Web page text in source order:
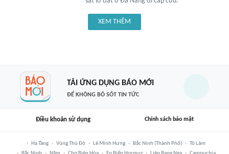
XEM THÊM
TẢI ỨNG DỤNG BÁO MỚI
ĐỂ KHÔNG BỎ SÓT TIN TỨC
Điều khoản sử dụng Chính sách bảo mật
Hạ Tầng Vùng Thủ Đô Lê Minh Hưng Bắc Ninh (thành Phố)
Tô Lâm
Bắc Ninh
Năm Chợ Biên Hòa Eo Biển Hormuz Liên Bang Nga Campuchia